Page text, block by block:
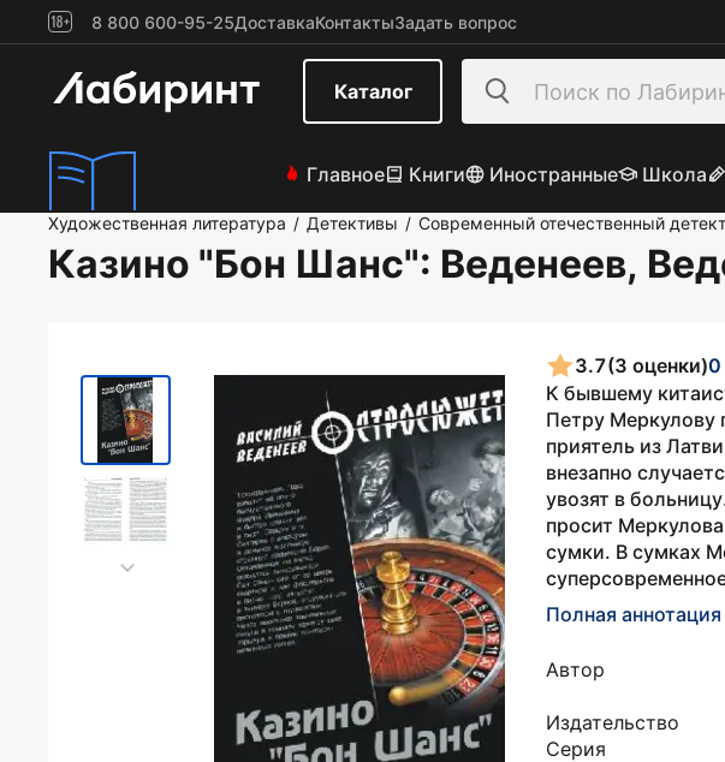
8 800 600-95-25ДоставкаКонтактыЗадать вопрос
Каталог
Главное Книги Иностранные Школа
Художественная литература / Детективы / Современный отечественный
Казино "Бон Шанс": Веденеев,
3.7(3 оценки)0
К бывшему
Петру Меркулову
приятель из
внезапно
увозят в
просит
сумки. В сумках
Полная аннотация
Автор
Издательство
Серия